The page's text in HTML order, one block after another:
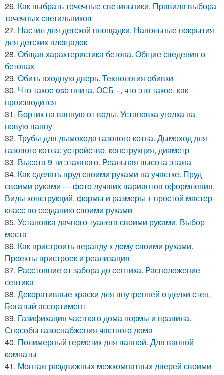
26. Как выбрать точечные светильники. Правила выбора
точечных светильников
27. Настил для детской площадки. Напольные покрытия
для детских площадок
28. Общая характеристика бетона. Общие сведения о
бетонах
29. Обить входную дверь. Технология обивки
30. Что такое osb плита. ОСБ –, что это такое, как
производится
31. Бортик на ванную от воды. Установка уголка на
новую ванну
32. Трубы для дымохода газового котла. Дымоход для
газового котла: устройство, конструкция, диаметр
33. Высота 9 ти этажного. Реальная высота этажа
34. Как сделать пруд своими руками на участке. Пруд
своими руками — фото лучших вариантов оформления.
Виды конструкций, формы и размеры + простой мастер-
класс по созданию своими руками
35. Установка дачного туалета своими руками. Выбор
места
36. Как пристроить веранду к дому своими руками.
Проекты пристроек и реализация
37. Расстояние от забора до септика. Расположение
септика
38. Декоративные краски для внутренней отделки стен.
Богатый ассортимент
39. Газификация частного дома нормы и правила.
Способы газоснабжения частного дома
40. Полимерный герметик для ванной. Для ванной
комнаты
41. Монтаж раздвижных межкомнатных дверей своими